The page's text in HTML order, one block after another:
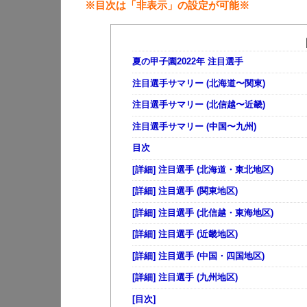
※目次は「非表示」の設定が可能※
夏の甲子園2022年 注目選手
注目選手サマリー (北海道〜関東)
注目選手サマリー (北信越〜近畿)
注目選手サマリー (中国〜九州)
目次
[詳細] 注目選手 (北海道・東北地区)
[詳細] 注目選手 (関東地区)
[詳細] 注目選手 (北信越・東海地区)
[詳細] 注目選手 (近畿地区)
[詳細] 注目選手 (中国・四国地区)
[詳細] 注目選手 (九州地区)
[目次]